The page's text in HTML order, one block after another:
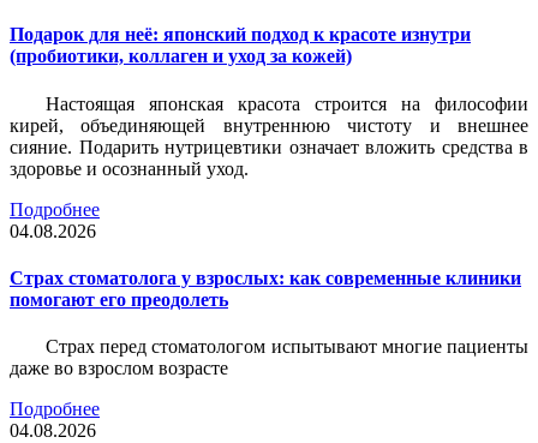
Подарок для неё: японский подход к красоте изнутри
(пробиотики, коллаген и уход за кожей)
Настоящая японская красота строится на философии
кирей, объединяющей внутреннюю чистоту и внешнее
сияние. Подарить нутрицевтики означает вложить средства в
здоровье и осознанный уход.
Подробнее
04.08.2026
Страх стоматолога у взрослых: как современные клиники
помогают его преодолеть
Страх перед стоматологом испытывают многие пациенты
даже во взрослом возрасте
Подробнее
04.08.2026